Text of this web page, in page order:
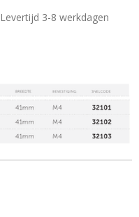
Levertijd 3-8 werkdagen